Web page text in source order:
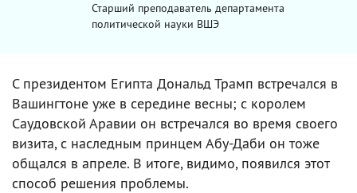
Старший преподаватель департамента
политической науки ВШЭ
С президентом Египта Дональд Трамп встречался в
Вашингтоне уже в середине весны; с королем
Саудовской Аравии он встречался во время своего
визита, с наследным принцем Абу-Даби он тоже
общался в апреле. В итоге, видимо, появился этот
способ решения проблемы.